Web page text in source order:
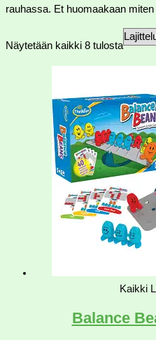
rauhassa. Et huomaakaan miten
Näytetään kaikki 8 tulosta
Kaikki
Balance